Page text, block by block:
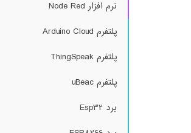
نرم افزار Node Red
پلتفرم Arduino Cloud
پلتفرم ThingSpeak
پلتفرم uBeac
برد Esp32